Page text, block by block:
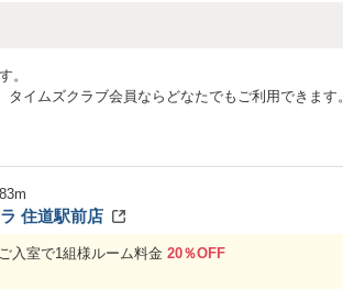
。
タイムズクラブ会員ならどなたでもご利用できます
m
住道駅前店
入室で1組様ルーム料金 20％OFF